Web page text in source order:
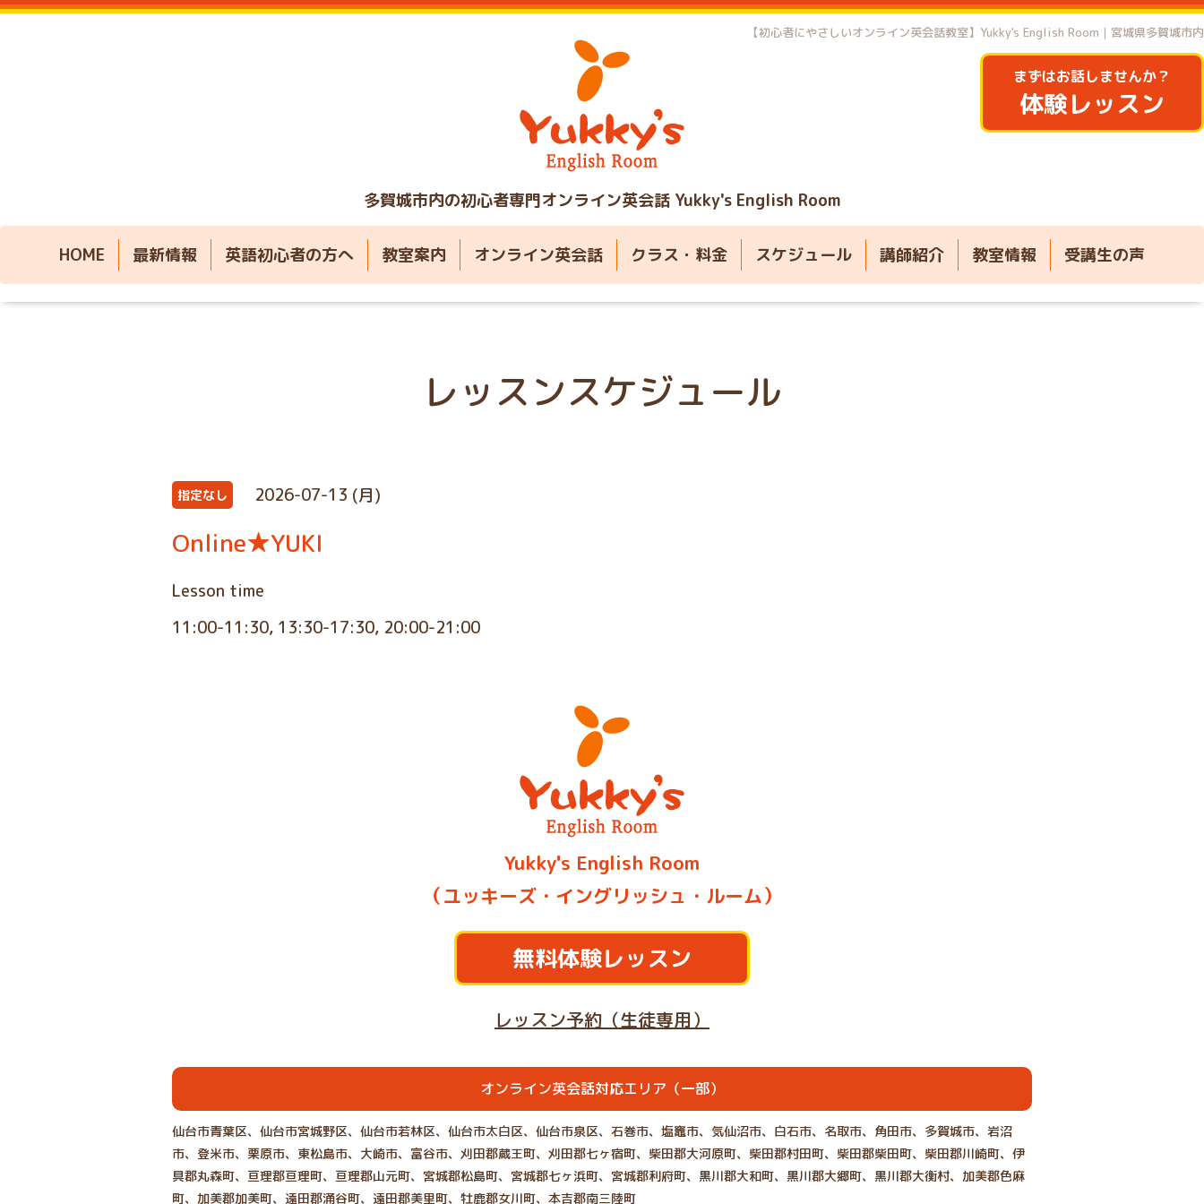
多賀城市内の初心者専門オンライン英会話 Yukky's English Room
【初心者にやさしいオンライン英会話教室】Yukky's English Room｜宮城県多賀城市内
まずはお話しませんか？
体験レッスン
HOME 最新情報 英語初心者の方へ 教室案内 オンライン英会話 クラス・料金 スケジュール 講師紹介 教室情報 受講生の声
レッスンスケジュール
指定なし 2026-07-13 (月)
Online★YUKI
Lesson time
11:00-11:30, 13:30-17:30, 20:00-21:00
Yukky's English Room
（ユッキーズ・イングリッシュ・ルーム）
無料体験レッスン
レッスン予約（生徒専用）
オンライン英会話対応エリア（一部）
仙台市青葉区、仙台市宮城野区、仙台市若林区、仙台市太白区、仙台市泉区、石巻市、塩竈市、気仙沼市、白石市、名取市、角田市、多賀城市、岩沼
市、登米市、栗原市、東松島市、大崎市、富谷市、刈田郡蔵王町、刈田郡七ヶ宿町、柴田郡大河原町、柴田郡村田町、柴田郡柴田町、柴田郡川崎町、伊
具郡丸森町、亘理郡亘理町、亘理郡山元町、宮城郡松島町、宮城郡七ヶ浜町、宮城郡利府町、黒川郡大和町、黒川郡大郷町、黒川郡大衡村、加美郡色麻
町、加美郡加美町、遠田郡涌谷町、遠田郡美里町、牡鹿郡女川町、本吉郡南三陸町